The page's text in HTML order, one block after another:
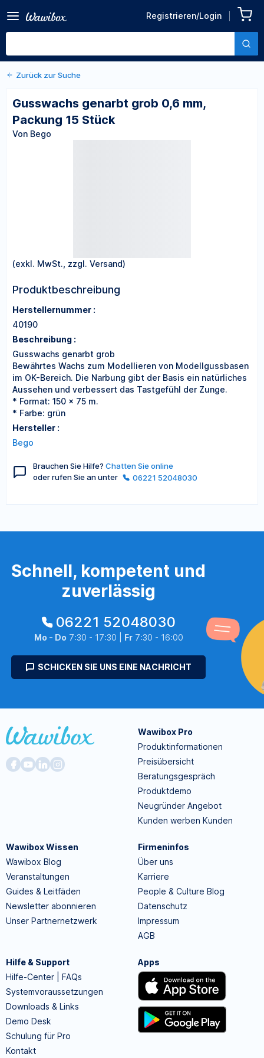
Registrieren/Login
0,6 mm, Packung 15 Stück
Von Bego
Zurück zu den Produktdetails
Zurück zur Suche
Gusswachs genarbt grob 0,6 mm,
Packung 15 Stück
Von Bego
(exkl. MwSt., zzgl. Versand)
Produktbeschreibung
Herstellernummer :
40190
Beschreibung :
Gusswachs genarbt grob
Bewährtes Wachs zum Modellieren von Modellgussbasen
im OK-Bereich. Die Narbung gibt der Basis ein natürliches
Aussehen und verbessert das Tastgefühl der Zunge.
* Format: 150 x 75 m.
* Farbe: grün
Hersteller :
Bego
Brauchen Sie Hilfe? Chatten Sie online
oder rufen Sie an unter
06221 52048030
Schnell, kompetent und
zuverlässig
06221 52048030
Mo - Do 7:30 - 17:30 | Fr7:30 - 16:00
SCHICKEN SIE UNS EINE NACHRICHT
Wawibox Pro
Produktinformationen
Preisübersicht
Beratungsgespräch
Produktdemo
Neugründer Angebot
Kunden werben Kunden
Wawibox Wissen
Wawibox Blog
Veranstaltungen
Guides & Leitfäden
Newsletter abonnieren
Unser Partnernetzwerk
Firmeninfos
Über uns
Karriere
People & Culture Blog
Datenschutz
Impressum
AGB
Hilfe & Support
Hilfe-Center | FAQs
Systemvoraussetzungen
Downloads & Links
Demo Desk
Schulung für Pro
Kontakt
Apps